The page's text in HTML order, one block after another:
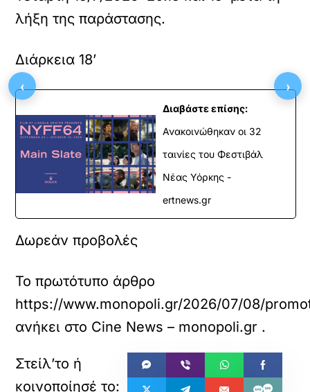
λήξη της παράστασης.
Διάρκεια 18’
Διαβάστε επίσης:
Ανακοινώθηκαν οι 32
ταινίες του Φεστιβάλ
Νέας Υόρκης -
ertnews.gr
Δωρεάν προβολές
Το πρωτότυπο άρθρο
https://www.monopoli.gr/2026/07/08/
ανήκει στο Cine News – monopoli.gr .
‹ ›